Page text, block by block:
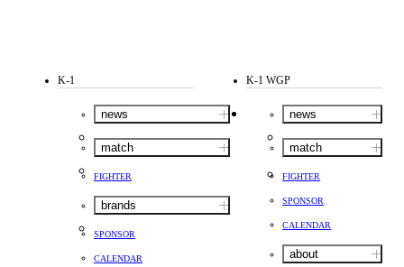
K-1
news
match
FIGHTER
brands
SPONSOR
CALENDAR
K-1 WGP
news
match
FIGHTER
SPONSOR
CALENDAR
about